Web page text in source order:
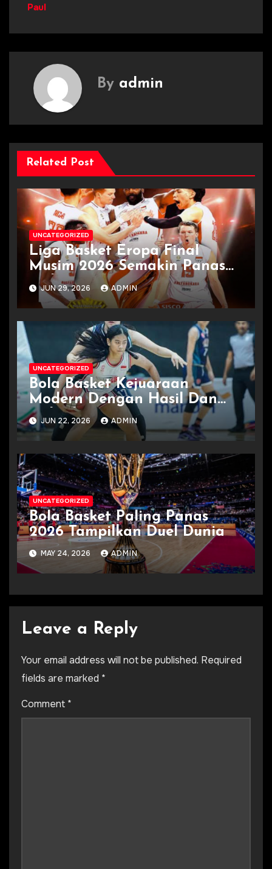
Paul
By admin
Related Post
UNCATEGORIZED
Liga Basket Eropa Final
Musim 2026 Semakin Panas
Terkini
JUN 29, 2026 ADMIN
UNCATEGORIZED
Bola Basket Kejuaraan
Modern Dengan Hasil Dan
Jadwal
JUN 22, 2026 ADMIN
UNCATEGORIZED
Bola Basket Paling Panas
2026 Tampilkan Duel Dunia
MAY 24, 2026 ADMIN
Leave a Reply
Your email address will not be published. Required
fields are marked *
Comment *